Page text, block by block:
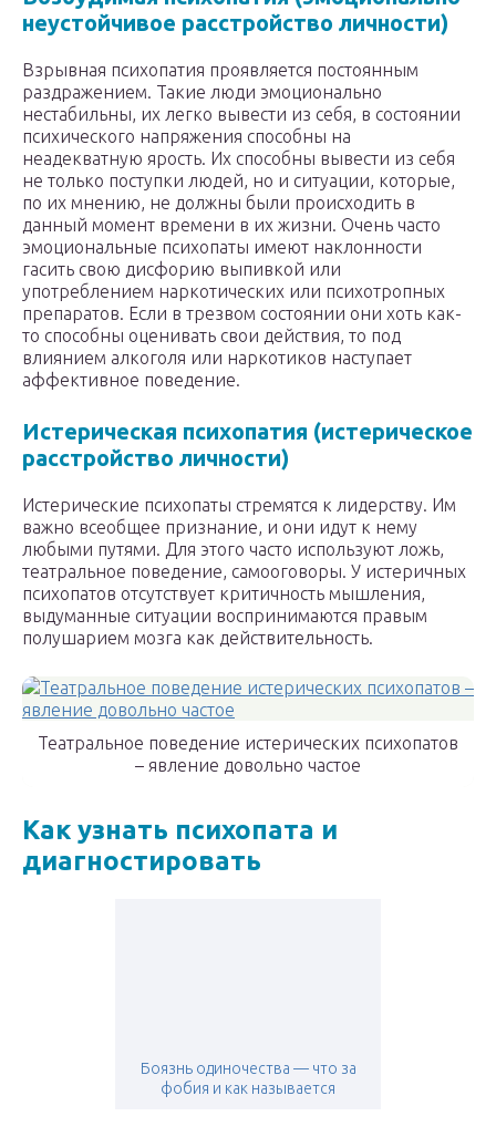
неустойчивое расстройство личности)
Взрывная психопатия проявляется постоянным
раздражением. Такие люди эмоционально
нестабильны, их легко вывести из себя, в состоянии
психического напряжения способны на
неадекватную ярость. Их способны вывести из себя
не только поступки людей, но и ситуации, которые,
по их мнению, не должны были происходить в
данный момент времени в их жизни. Очень часто
эмоциональные психопаты имеют наклонности
гасить свою дисфорию выпивкой или
употреблением наркотических или психотропных
препаратов. Если в трезвом состоянии они хоть как-
то способны оценивать свои действия, то под
влиянием алкоголя или наркотиков наступает
аффективное поведение.
Истерическая психопатия (истерическое
расстройство личности)
Истерические психопаты стремятся к лидерству. Им
важно всеобщее признание, и они идут к нему
любыми путями. Для этого часто используют ложь,
театральное поведение, самооговоры. У истеричных
психопатов отсутствует критичность мышления,
выдуманные ситуации воспринимаются правым
полушарием мозга как действительность.
Театральное поведение истерических психопатов
– явление довольно частое
Как узнать психопата и
диагностировать
Боязнь одиночества — что за
фобия и как называется